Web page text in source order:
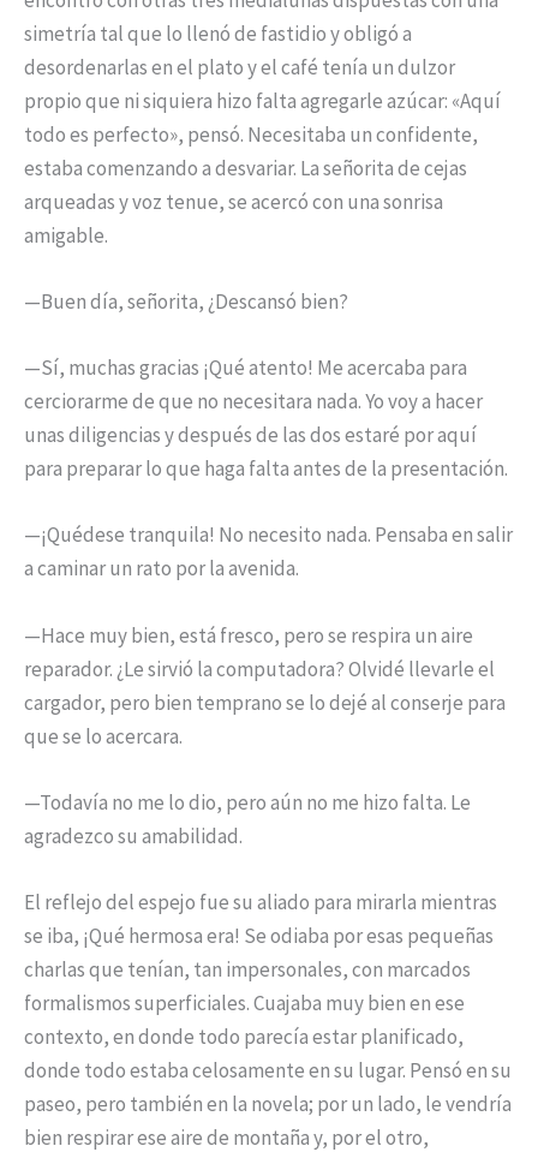
simetría tal que lo llenó de fastidio y obligó a
desordenarlas en el plato y el café tenía un dulzor
propio que ni siquiera hizo falta agregarle azúcar: «Aquí
todo es perfecto», pensó. Necesitaba un confidente,
estaba comenzando a desvariar. La señorita de cejas
arqueadas y voz tenue, se acercó con una sonrisa
amigable.
—Buen día, señorita, ¿Descansó bien?
—Sí, muchas gracias ¡Qué atento! Me acercaba para
cerciorarme de que no necesitara nada. Yo voy a hacer
unas diligencias y después de las dos estaré por aquí
para preparar lo que haga falta antes de la presentación.
—¡Quédese tranquila! No necesito nada. Pensaba en salir
a caminar un rato por la avenida.
—Hace muy bien, está fresco, pero se respira un aire
reparador. ¿Le sirvió la computadora? Olvidé llevarle el
cargador, pero bien temprano se lo dejé al conserje para
que se lo acercara.
—Todavía no me lo dio, pero aún no me hizo falta. Le
agradezco su amabilidad.
El reflejo del espejo fue su aliado para mirarla mientras
se iba, ¡Qué hermosa era! Se odiaba por esas pequeñas
charlas que tenían, tan impersonales, con marcados
formalismos superficiales. Cuajaba muy bien en ese
contexto, en donde todo parecía estar planificado,
donde todo estaba celosamente en su lugar. Pensó en su
paseo, pero también en la novela; por un lado, le vendría
bien respirar ese aire de montaña y, por el otro,